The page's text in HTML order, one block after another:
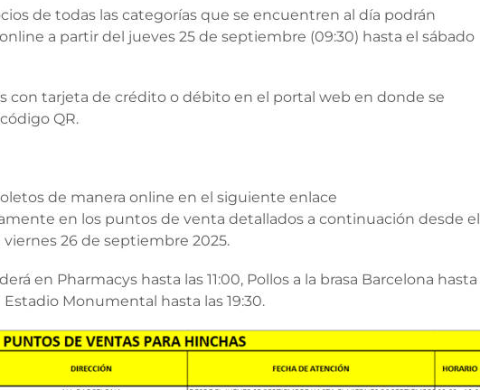
de todas las categorías que se encuentren al día podrán
a partir del jueves 25 de septiembre (09:30) hasta el sábado
con tarjeta de crédito o débito en el portal web en donde se
QR.
de manera online en el siguiente enlace
en los puntos de venta detallados a continuación desde el
26 de septiembre 2025.
en Pharmacys hasta las 11:00, Pollos a la brasa Barcelona hasta
Monumental hasta las 19:30.